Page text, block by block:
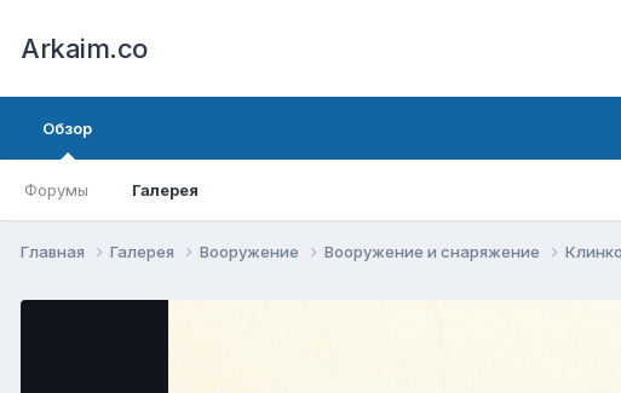
Arkaim.co
Обзор
Форумы Галерея
Главная Галерея Вооружение Вооружение и снаряжение